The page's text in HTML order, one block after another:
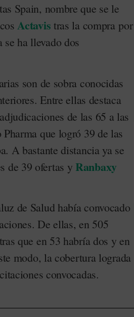
Spain, nombre que se le
Actavis tras la compra por
ha llevado dos
son de sobra conocidas
Entre ellas destaca
de las 65 a las
que logró 39 de las
A bastante distancia ya se
de 39 ofertas y Ranbaxy
de Salud había convocado
De ellas, en 505
que en 53 habría dos y en
modo, la cobertura lograda
convocadas.